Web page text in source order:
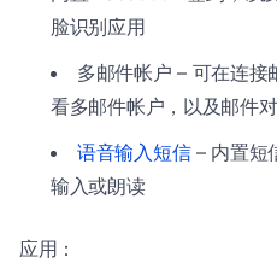
脸识别应用
多邮件帐户 – 可在连接
看多邮件帐户，以及邮件
语音输入短信– 内置短
输入或朗读
应用：